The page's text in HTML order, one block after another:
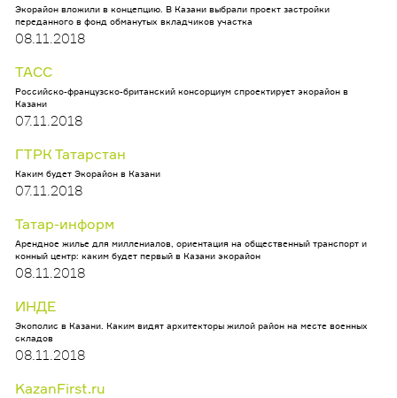
Экорайон вложили в концепцию. В Казани выбрали проект застройки
переданного в фонд обманутых вкладчиков участка
08.11.2018
ТАСС
Российско-французско-британский консорциум спроектирует экорайон в
Казани
07.11.2018
ГТРК Татарстан
Каким будет Экорайон в Казани
07.11.2018
Татар-информ
Арендное жилье для миллениалов, ориентация на общественный транспорт и
конный центр: каким будет первый в Казани экорайон
08.11.2018
ИНДЕ
Экополис в Казани. Каким видят архитекторы жилой район на месте военных
складов
08.11.2018
KazanFirst.ru